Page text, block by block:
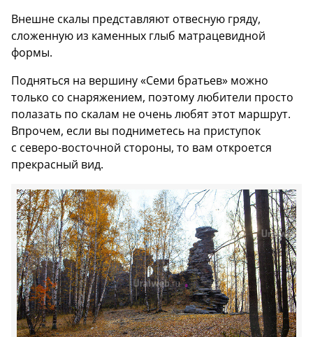
Внешне скалы представляют отвесную гряду,
сложенную из каменных глыб матрацевидной
формы.
Подняться на вершину «Семи братьев» можно
только со снаряжением, поэтому любители просто
полазать по скалам не очень любят этот маршрут.
Впрочем, если вы подниметесь на приступок
с северо-восточной стороны, то вам откроется
прекрасный вид.